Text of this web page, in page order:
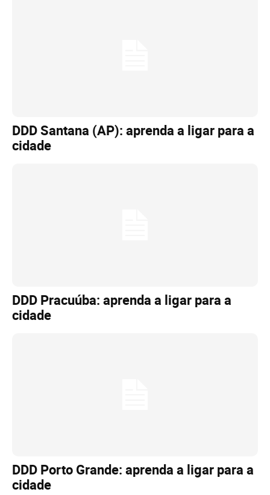
DDD Santana (AP): aprenda a ligar para a
cidade
DDD Pracuúba: aprenda a ligar para a
cidade
DDD Porto Grande: aprenda a ligar para a
cidade